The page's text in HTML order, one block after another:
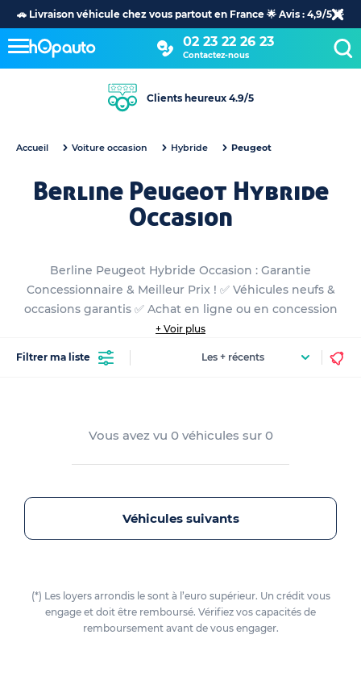
🚗 Livraison véhicule chez vous partout en France 🌟 Avis : 4,9/5 🌟
02 23 22 26 23
Contactez-nous
Clients heureux 4.9/5
Accueil Voiture occasion Hybride Peugeot
Berline Peugeot Hybride
Occasion
Berline Peugeot Hybride Occasion : Garantie
Concessionnaire & Meilleur Prix ! ✅ Véhicules neufs &
occasions garantis ✅ Achat en ligne ou en concession
+ Voir plus
Filtrer ma liste
Vous avez vu 0 véhicules sur 0
Véhicules suivants
(*) Les loyers arrondis le sont à l’euro supérieur. Un crédit vous
engage et doit être remboursé. Vérifiez vos capacités de
remboursement avant de vous engager.